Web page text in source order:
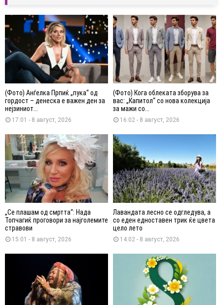
(Фото) Анѓелка Прпиќ „пука“ од
гордост – денеска е важен ден за
нејзиниот...
17:01 - 8 август, 2026
(Фото) Кога облеката зборува за
вас: „Капитол“ со нова колекција
за мажи со...
16:02 - 8 август, 2026
„Се плашам од смртта“: Нада
Топчагиќ проговори за најголемите
стравови
15:01 - 8 август, 2026
Лавандата лесно се одгледува, а
со еден едноставен трик ќе цвета
цело лето
14:02 - 8 август, 2026